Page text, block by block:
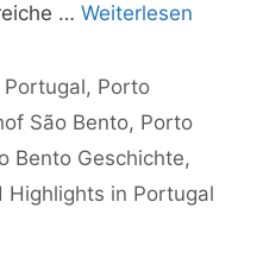
… Weiterlesen
, Porto
São Bento, Porto
Bento Geschichte,
Highlights in Portugal